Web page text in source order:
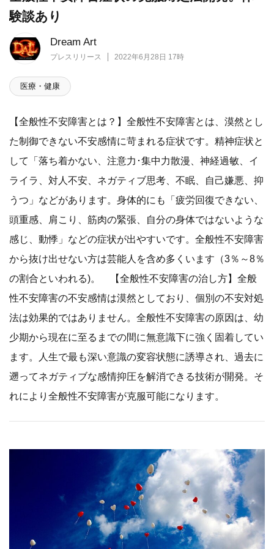
Dream Art
プレスリリース 2022年6月28日 17時
験談あり
医療・健康
【全般性不安障害とは？】全般性不安障害とは、漠然とし
た制御できない不安感情に苛まれる症状です。精神症状と
して「落ち着かない、注意力･集中力散漫、神経過敏、イ
ライラ、対人不安、ネガティブ思考、不眠、自己嫌悪、抑
うつ」などがあります。身体的にも「疲労回復できない、
頭重感、肩こり、筋肉の緊張、自分の身体ではないような
感じ、動悸」などの症状が出やすいです。全般性不安障害
から抜け出せない方は芸能人を含め多くいます（3％～8％
の割合といわれる)。 【全般性不安障害の治し方】全般
性不安障害の不安感情は漠然としており、個別の不安対処
法は効果的ではありません。全般性不安障害の原因は、幼
少期から現在に至るまでの間に無意識下に強く固着してい
ます。人生で最も深い意識の変容状態に誘導され、過去に
遡ってネガティブな感情抑圧を解消できる技術が開発。そ
れにより全般性不安障害が克服可能になります。